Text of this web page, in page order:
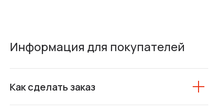
Информация для покупателей
Как сделать заказ